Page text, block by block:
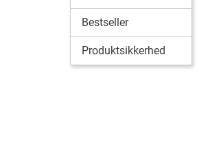
Bestseller
Produktsikkerhed